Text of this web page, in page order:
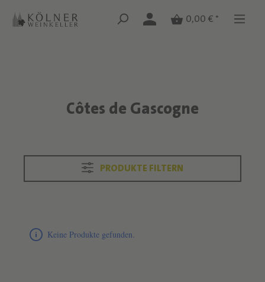
Zum Hauptinhalt springen
Zum Hauptinhalt springen
0,00 € *
Text überspringenCôtes de Gascogne
PRODUKTE FILTERN
Keine Produkte gefunden.